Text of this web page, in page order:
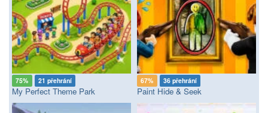
75% 21 přehrání
My Perfect Theme Park
67% 36 přehrání
Paint Hide & Seek